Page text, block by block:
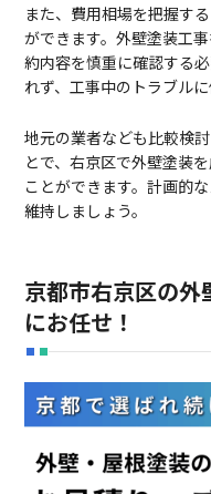
また、費用相場を把握す
ができます。外壁塗装工
約内容を慎重に確認する
れず、工事中のトラブル
地元の業者なども比較検
とで、右京区で外壁塗装
ことができます。計画的
維持しましょう。
京都市右京区の外
にお任せ！